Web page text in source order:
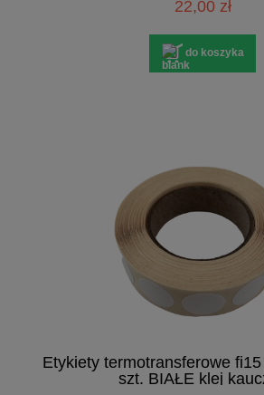
22,00 zł
do koszyka
Etykiety termotransferowe
szt. BIAŁE klej